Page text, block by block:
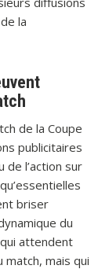
la
de la Coupe
publicitaires
l’action sur
briser
du
attendent
match, mais qui